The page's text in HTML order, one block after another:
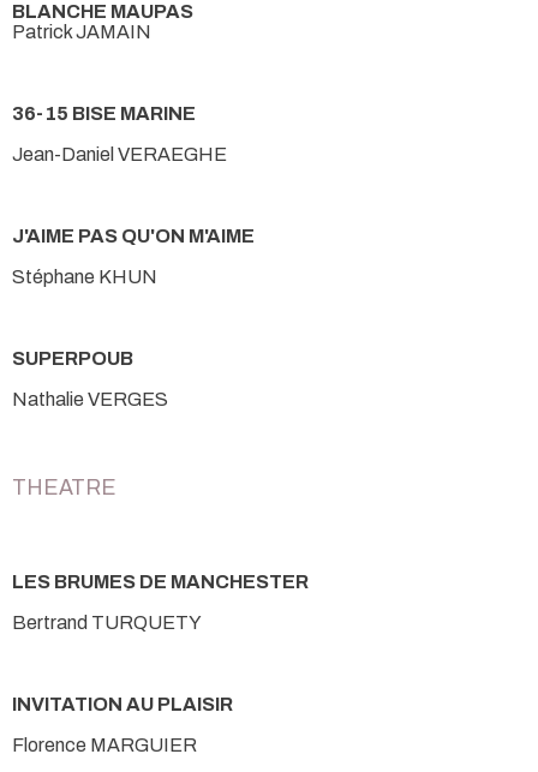
BLANCHE MAUPAS
Patrick JAMAIN
36-15 BISE MARINE
Jean-Daniel VERAEGHE
J'AIME PAS QU'ON M'AIME
Stéphane KHUN
SUPERPOUB
Nathalie VERGES
THEATRE
LES BRUMES DE MANCHESTER
Bertrand TURQUETY
INVITATION AU PLAISIR
Florence MARGUIER